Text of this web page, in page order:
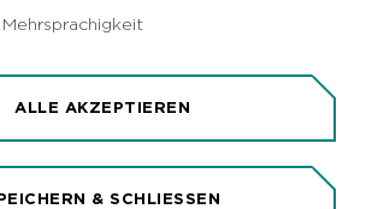
ALLE AKZEPTIEREN
& SCHLIESSEN
BRECKERFELD
VOM
2019 BIS
des Regionalverbands